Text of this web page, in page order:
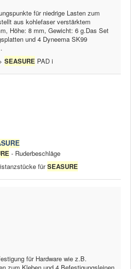
für niedrige Lasten zum
aus kohlefaser verstärktem
Höhe: 8 mm, Gewicht: 6 g.Das Set
und 4 Dyneema SK99
SEASURE PAD i
- Ruderbeschläge
fürSEASURE
für Hardware wie z.B.